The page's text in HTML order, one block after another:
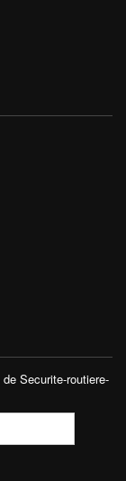
Securite-routiere-